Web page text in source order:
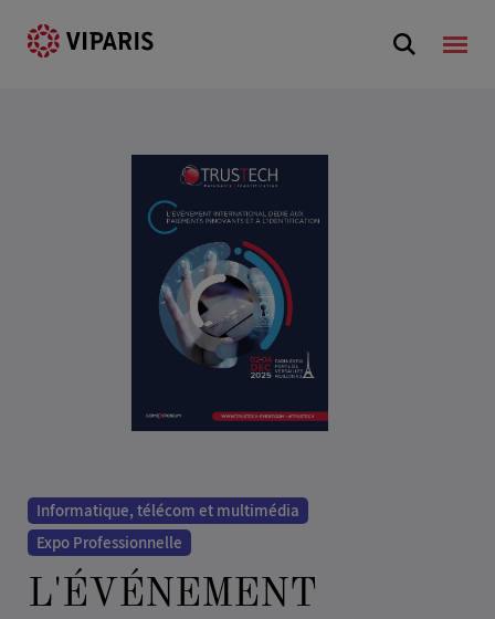
Informatique, télécom et multimédia
Expo Professionnelle
L'ÉVÉNEMENT